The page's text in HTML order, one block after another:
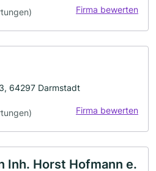
Firma bewerten
64297 Darmstadt
Firma bewerten
Inh. Horst Hofmann e.